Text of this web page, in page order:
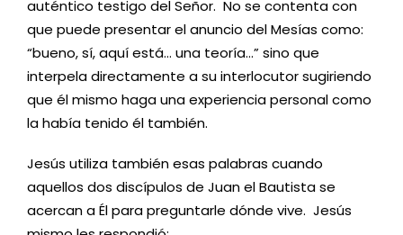
auténtico testigo del Señor. No se contenta con
que puede presentar el anuncio del Mesías como:
“bueno, sí, aquí está… una teoría…” sino que
interpela directamente a su interlocutor sugiriendo
que él mismo haga una experiencia personal como
la había tenido él también.
Jesús utiliza también esas palabras cuando
aquellos dos discípulos de Juan el Bautista se
acercan a Él para preguntarle dónde vive. Jesús